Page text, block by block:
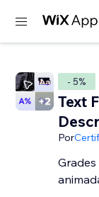
- 5%
Text
Por